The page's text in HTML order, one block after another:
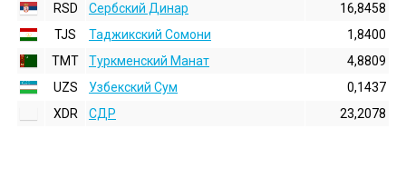
RSD
Сербский Динар
16,8458
TJS
Таджикский Сомони
1,8400
TMT
Туркменский Манат
4,8809
UZS
Узбекский Сум
0,1437
XDR
СДР 23,2078